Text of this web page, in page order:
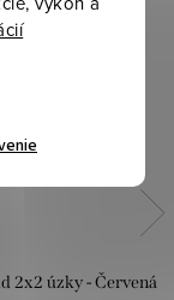
2x2 úzky - Červená